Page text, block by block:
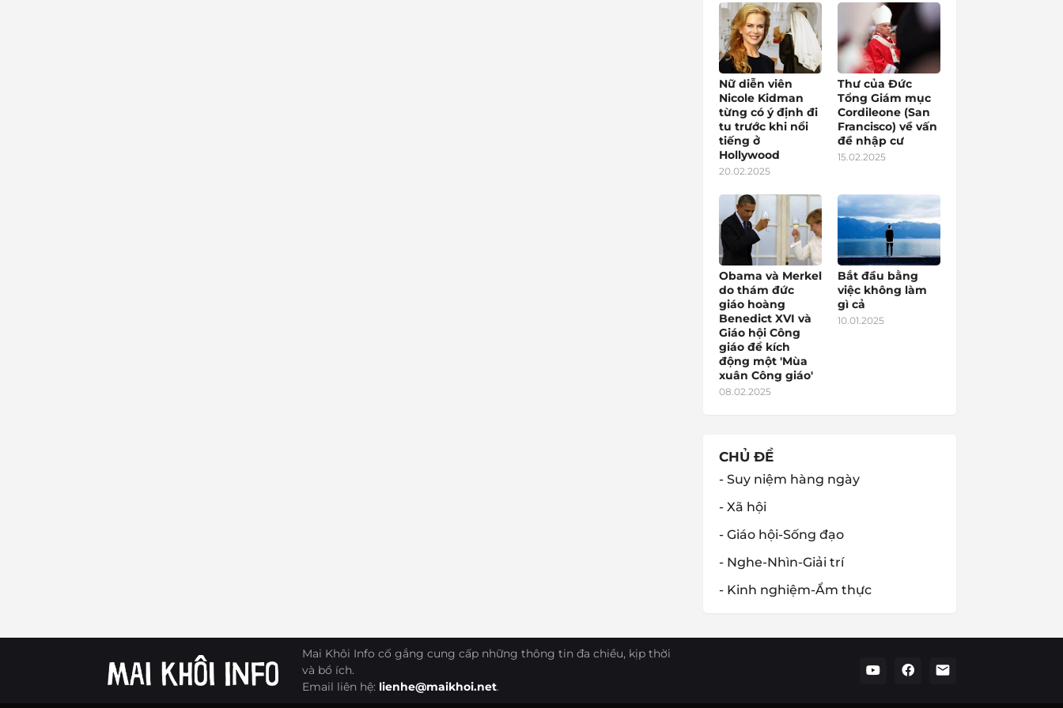
Nữ diễn viên
Nicole Kidman
từng có ý định đi
tu trước khi nổi
tiếng ở
Hollywood
20.02.2025
Thư của Đức
Tổng Giám mục
Cordileone (San
Francisco) về vấn
đề nhập cư
15.02.2025
Obama và Merkel
do thám đức
giáo hoàng
Benedict XVI và
Giáo hội Công
giáo để kích
động một 'Mùa
xuân Công giáo'
08.02.2025
Bắt đầu bằng
việc không làm
gì cả
10.01.2025
CHỦ ĐỀ
- Suy niệm hàng ngày
- Xã hội
- Giáo hội-Sống đạo
- Nghe-Nhìn-Giải trí
- Kinh nghiệm-Ẩm thực
Mai Khôi Info cố gắng cung cấp những thông tin đa chiều, kịp thời
và bổ ích.
Email liên hệ: lienhe@maikhoi.net.